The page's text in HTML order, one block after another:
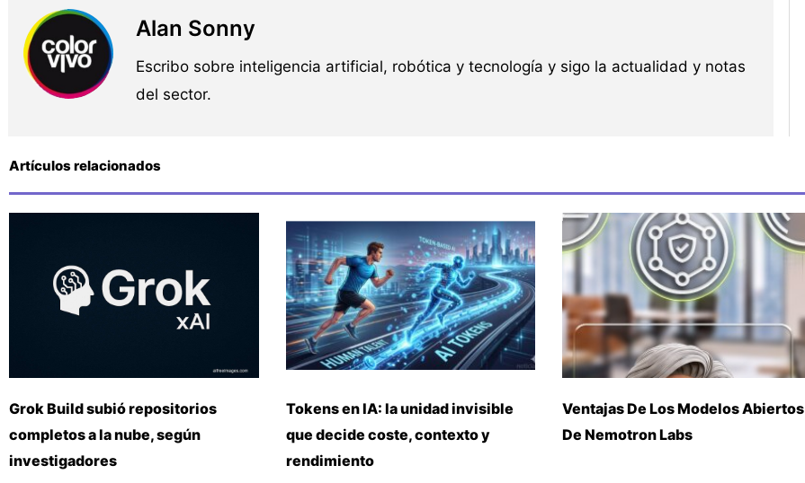
Alan Sonny
Escribo sobre inteligencia artificial, robótica y tecnología y sigo la actualidad y notas
del sector.
Artículos relacionados
Grok Build subió repositorios
completos a la nube, según
investigadores
Tokens en IA: la unidad invisible
que decide coste, contexto y
rendimiento
Ventajas De Los Modelos Abiertos
De Nemotron Labs